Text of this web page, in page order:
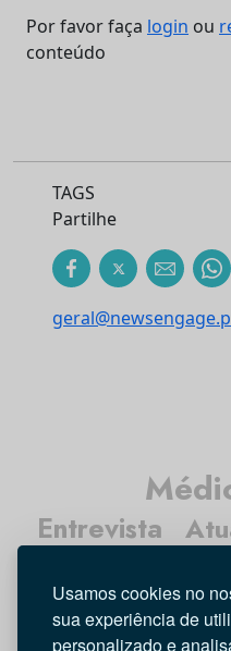
Usamos cookies no
sua experiência de
personalizado e
Por favor faça login ou
conteúdo
TAGS
Partilhe
Entrevista
Investigação